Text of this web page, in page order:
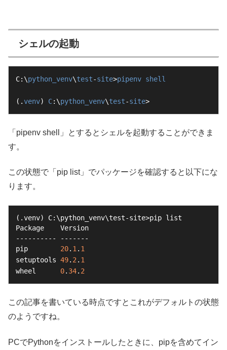
シェルの起動
C:\python_venv\test-site>pipenv shell
(.venv) C:\python_venv\test-site>
「pipenv shell」とするとシェルを起動することができま
す。
この状態で「pip list」でパッケージを確認すると以下にな
ります。
(.venv) C:\python_venv\test-site>pip list
Package    Version
---------- -------
pip 20. 1 . 1
setuptools 49. 2 . 1
wheel 0. 34. 2
この記事を書いている時点ですとこれがデフォルトの状態
のようですね。
PCでPythonをインストールしたときに、pipを含めてイン